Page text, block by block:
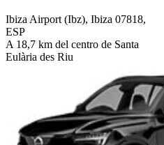
Ibiza Airport (Ibz), Ibiza 07818,
ESP
A 18,7 km del centro de Santa
Eulària des Riu